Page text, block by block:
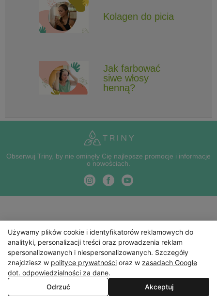
Kolagen do picia
Jak farbować
siwe włosy
henną?
Obserwuj Triny, by nie ominęły Cię najlepsze promocje i informacje
o nowościach.
Używamy plików cookie i identyfikatorów reklamowych do
analityki, personalizacji treści oraz prowadzenia reklam
spersonalizowanych i niespersonalizowanych. Szczegóły
znajdziesz w polityce prywatności oraz w zasadach Google
dot. odpowiedzialności za dane.
Odrzuć
Akceptuj